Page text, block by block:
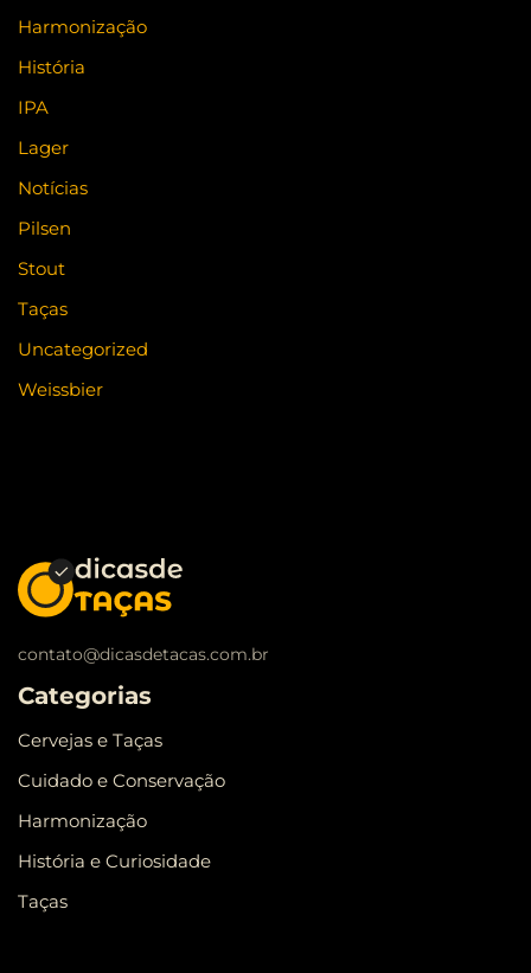
Harmonização
História
IPA
Lager
Notícias
Pilsen
Stout
Taças
Uncategorized
Weissbier
contato@dicasdetacas.com.br
Categorias
Cervejas e Taças
Cuidado e Conservação
Harmonização
História e Curiosidade
Taças